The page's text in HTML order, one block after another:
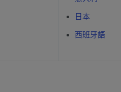
日本
西班牙語